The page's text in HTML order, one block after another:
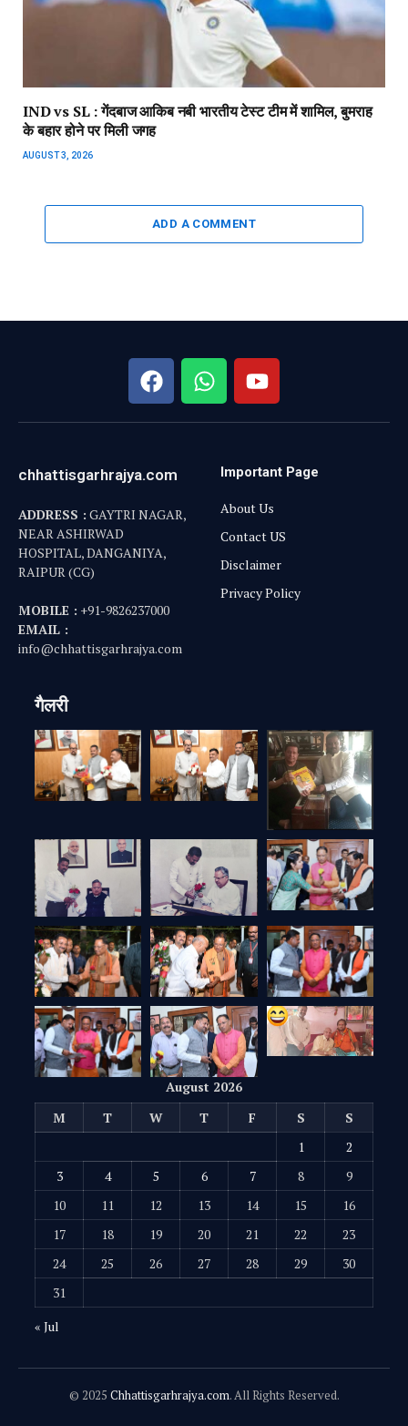
IND vs SL : गेंदबाज आकिब नबी भारतीय टेस्ट टीम में शामिल, बुमराह
के बहार होने पर मिली जगह
AUGUST 3, 2026
ADD A COMMENT
chhattisgarhrajya.com
ADDRESS : GAYTRI NAGAR,
NEAR ASHIRWAD
HOSPITAL, DANGANIYA,
RAIPUR (CG)
MOBILE : +91-9826237000
EMAIL :
info@chhattisgarhrajya.com
Important Page
About Us
Contact US
Disclaimer
Privacy Policy
गैलरी
August 2026
M
T W T F S
S
1
2
3
4 5 6 7 8
9
10
11 12 13 14 15
16
17
18 19 20 21 22
23
24
25 26 27 28 29
30
31
« Jul
© 2025 Chhattisgarhrajya.com. All Rights Reserved.